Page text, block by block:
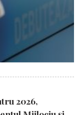
2026,